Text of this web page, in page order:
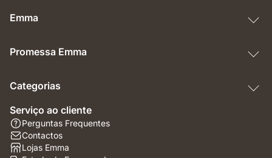
Emma
Promessa Emma
Categorias
Serviço ao cliente
Perguntas Frequentes
Contactos
Lojas Emma